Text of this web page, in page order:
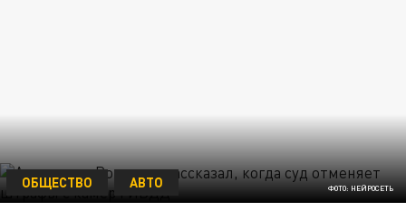
ФОТО: НЕЙРОСЕТЬ
ОБЩЕСТВО АВТО